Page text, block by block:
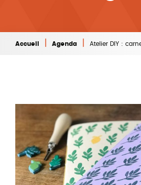
Accueil Agenda Atelier DIY :